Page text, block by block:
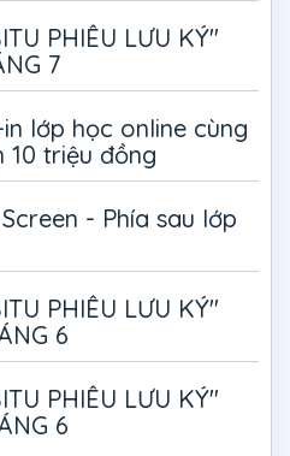
PHIÊU LƯU KÝ"
7
lớp học online cùng
10 triệu đồng
- Phía sau lớp
PHIÊU LƯU KÝ"
6
PHIÊU LƯU KÝ"
6